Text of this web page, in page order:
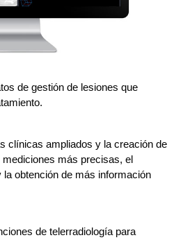
de gestión de lesiones que
clínicas ampliados y la creación de
más precisas, el
obtención de más información
de telerradiología para